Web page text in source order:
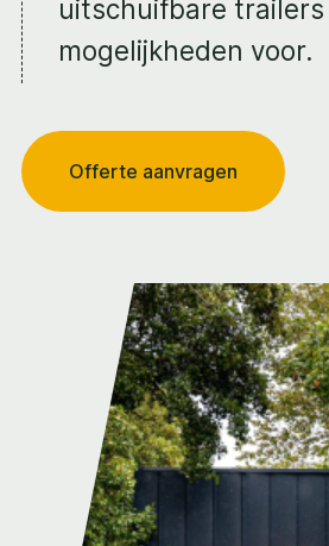
uitschuifbare
mogelijkheden voor.
Offerte aanvragen